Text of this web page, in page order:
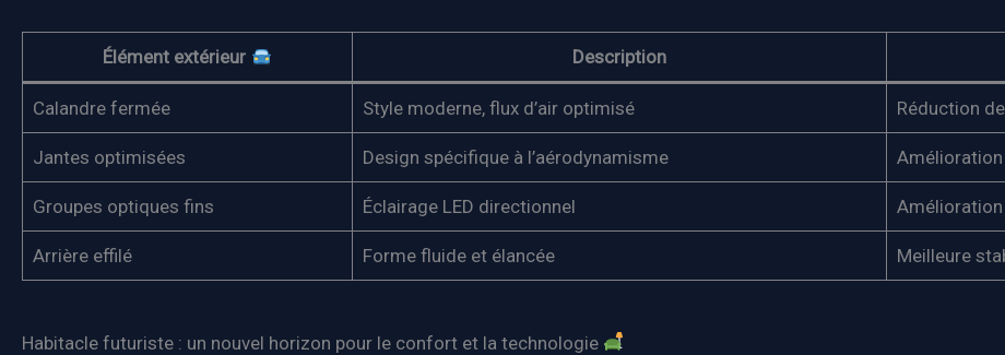
Élément extérieur Description
Calandre fermée Style moderne, flux d’air optimisé Réduction
Jantes optimisées Design spécifique à l’aérodynamisme Amélioration
Groupes optiques fins Éclairage LED directionnel
Arrière effilé Forme fluide et élancée Meilleure
Habitacle futuriste : un nouvel horizon pour le confort et la technologie